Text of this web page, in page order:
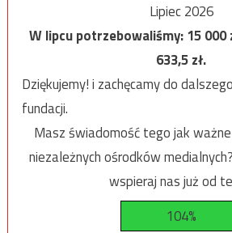
Lipiec 2026
W lipcu potrzebowaliśmy:15 000
633,5zł.
Dziękujemy! i zachęcamy do
fundacji.
Masz świadomość tego jak
niezależnych ośrodków
wspieraj nas już od
104%